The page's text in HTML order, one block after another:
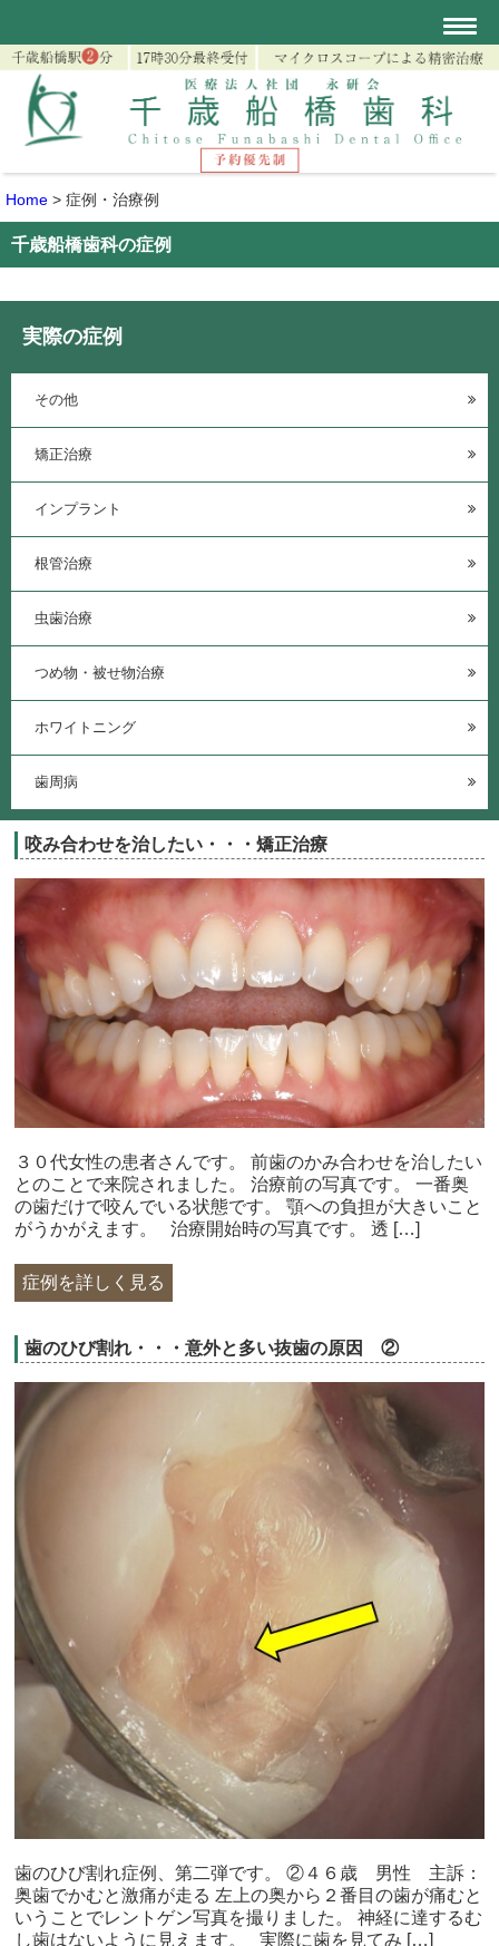
Home > 症例・治療例
千歳船橋歯科の症例
実際の症例
その他
矯正治療
インプラント
根管治療
虫歯治療
つめ物・被せ物治療
ホワイトニング
歯周病
咬み合わせを治したい・・・矯正治療
３０代女性の患者さんです。 前歯のかみ合わせを治したい
とのことで来院されました。 治療前の写真です。 一番奥
の歯だけで咬んでいる状態です。 顎への負担が大きいこと
がうかがえます。 治療開始時の写真です。 透 […]
症例を詳しく見る
歯のひび割れ・・・意外と多い抜歯の原因 ②
歯のひび割れ症例、第二弾です。 ②４６歳 男性 主訴：
奥歯でかむと激痛が走る 左上の奥から２番目の歯が痛むと
いうことでレントゲン写真を撮りました。 神経に達するむ
し歯はないように見えます。 実際に歯を見てみ […]